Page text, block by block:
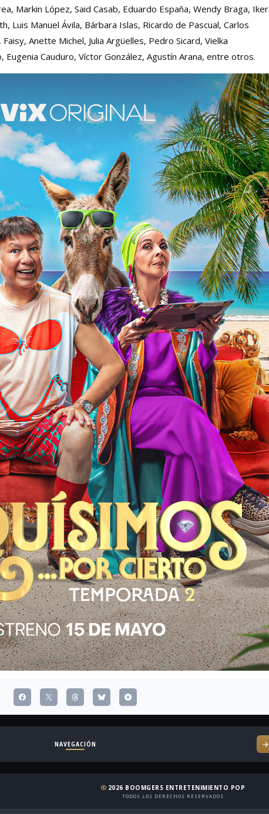
Markin López, Said Casab, Eduardo España, Wendy Braga, Iker
Luis Manuel Ávila, Bárbara Islas, Ricardo de Pascual, Carlos
Anette Michel, Julia Argüelles, Pedro Sicard, Vielka
Eugenia Cauduro, Víctor González, Agustín Arana, entre otros.
NAVEGACIÓN
copyright 2026 BOOMGERS ENTRETENIMIENTO POP
TODOS LOS DERECHOS RESERVADOS